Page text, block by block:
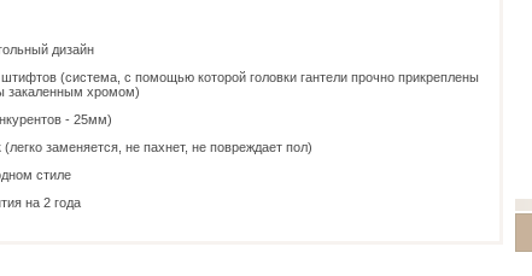
дизайн
(система, с помощью которой головки гантели прочно прикреплены
закаленным хромом)
- 25мм)
заменяется, не пахнет, не повреждает пол)
стиле
на 2 года